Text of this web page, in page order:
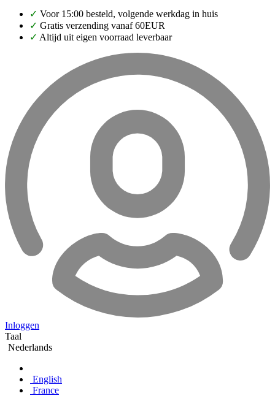
✓ Voor 15:00 besteld, volgende werkdag in huis
✓ Gratis verzending vanaf 60EUR
✓ Altijd uit eigen voorraad leverbaar
Inloggen
Taal
Nederlands
English
France